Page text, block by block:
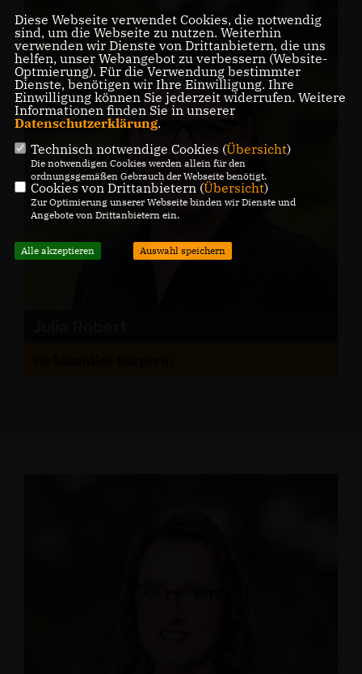
Diese Webseite verwendet Cookies, die notwendig
sind, um die Webseite zu nutzen. Weiterhin
verwenden wir Dienste von Drittanbietern, die uns
helfen, unser Webangebot zu verbessern (Website-
Optmierung). Für die Verwendung bestimmter
Dienste, benötigen wir Ihre Einwilligung. Ihre
Einwilligung können Sie jederzeit widerrufen. Weitere
Informationen finden Sie in unserer
Datenschutzerklärung.
Technisch notwendige Cookies (Übersicht)
Die notwendigen Cookies werden allein für den
ordnungsgemäßen Gebrauch der Webseite benötigt.
Cookies von Drittanbietern (Übersicht)
Zur Optimierung unserer Webseite binden wir Dienste und
Angebote von Drittanbietern ein.
Alle akzeptieren Auswahl speichern